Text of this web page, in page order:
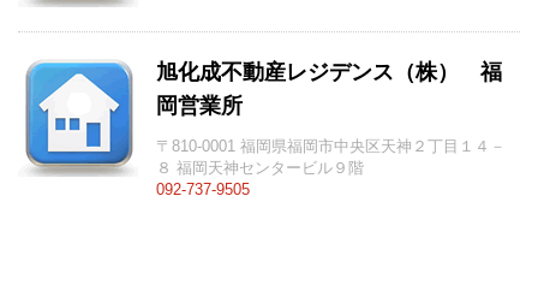
旭化成不動産レジデンス（株） 福
岡営業所
〒810-0001 福岡県福岡市中央区天神２丁目１４－
８ 福岡天神センタービル９階
092-737-9505